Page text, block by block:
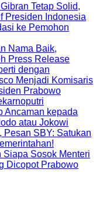
Tetap Solid,
Presiden Indonesia
ke Pemohon
Nama Baik,
Press Release
dengan
Menjadi Komisaris
Prabowo
Ancaman kepada
atau Jokowi
Pesan SBY: Satukan
Sosok Menteri
Dicopot Prabowo